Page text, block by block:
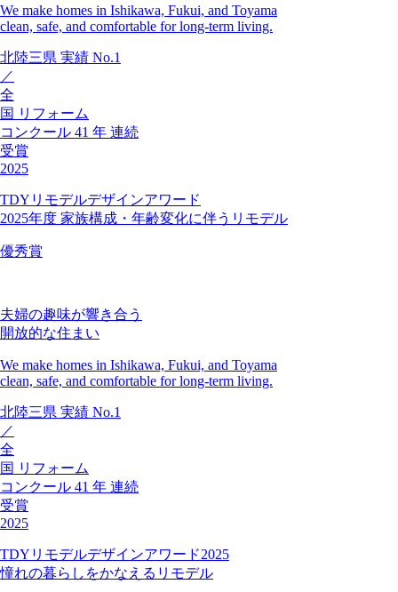
We make homes in Ishikawa, Fukui, and Toyama
clean, safe, and comfortable for long-term living.
北陸三県 実績 No.1
／
全
国 リフォーム
コンクール 41 年 連続
受賞
2025
TDYリモデルデザインアワード
2025年度 家族構成・年齢変化に伴うリモデル
優秀賞
夫婦の趣味が響き合う
開放的な住まい
We make homes in Ishikawa, Fukui, and Toyama
clean, safe, and comfortable for long-term living.
北陸三県 実績 No.1
／
全
国 リフォーム
コンクール 41 年 連続
受賞
2025
TDYリモデルデザインアワード2025
憧れの暮らしをかなえるリモデル